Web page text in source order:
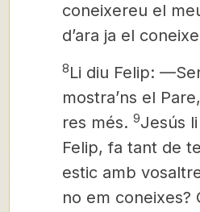
coneixereu el
d’ara ja el
8Li diu Felip:
mostra’ns el
res més. 9Jesús
Felip, fa tant de
estic amb
no em coneixes?